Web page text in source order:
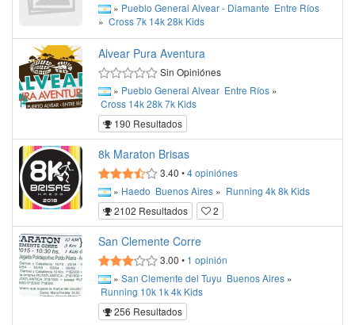
» Pueblo General Alvear - Diamante Entre Ríos
» Cross7k 14k28k Kids
Alvear Pura Aventura
Sin Opiniónes
» Pueblo General Alvear Entre Ríos »
Cross 14k28k7k Kids
190 Resultados
8k Maraton Brisas
3.40 •4opiniónes
» Haedo Buenos Aires » Running 4k8k Kids
2102 Resultados
2
San Clemente Corre
3.00 • 1 opinión
» San Clemente del Tuyu Buenos Aires »
Running 10k 1k4k Kids
256 Resultados